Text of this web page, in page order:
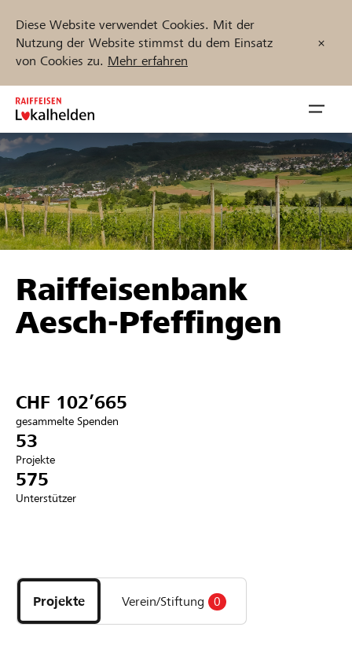
Diese Website verwendet Cookies. Mit der
Nutzung der Website stimmst du dem Einsatz
von Cookies zu. Mehr erfahren
Zum
Inhalt
springen
öffnen
Unterstützen
Hilfe & Support
Anmelden
Projekte und Organisationen finden
Jetzt starten
DE FR IT
Raiffeisenbank
Aesch-Pfeffingen
CHF 102’665
gesammelte Spenden
53
Projekte
575
Unterstützer
Projekte
und
Organisationen
Projekte Verein/Stiftung 0